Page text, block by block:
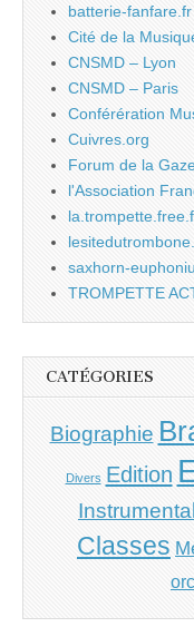
batterie-fanfare.fr
Cité de la
CNSMD – Lyon
CNSMD – Paris
Conférération
Cuivres.org
Forum de la
l'Association
saxhorn-
TROMPETTE
CATÉGORIES
Biographie
Divers Edition
Classes